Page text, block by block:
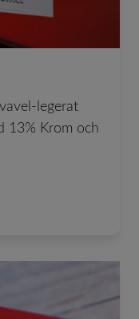
legerat
13% Krom och